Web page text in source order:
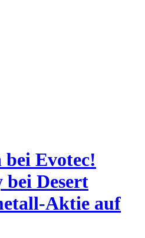
Evotec!
bei Desert
Aktie auf